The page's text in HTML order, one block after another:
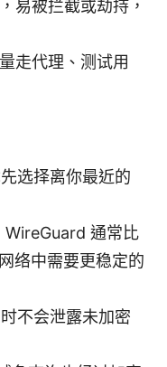
易被拦截或劫持，
走代理、测试用
选择离你最近的
WireGuard 通常比
络中需要更稳定的
不会泄露未加密